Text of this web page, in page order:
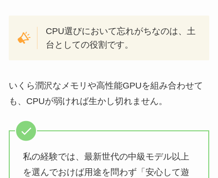
CPU選びにおいて忘れがちなのは、土
台としての役割です。
いくら潤沢なメモリや高性能GPUを組み合わせて
も、CPUが弱ければ生かし切れません。
私の経験では、最新世代の中級モデル以上
を選んでおけば用途を問わず「安心して遊